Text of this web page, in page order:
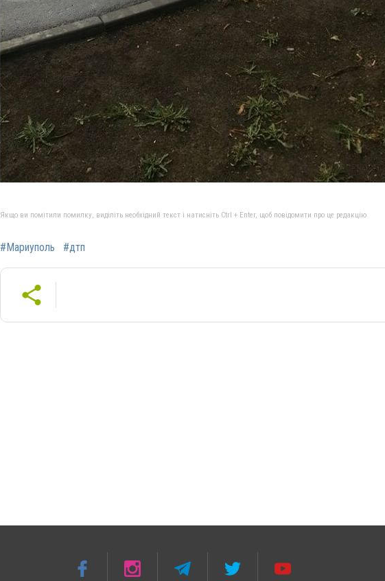
Якщо ви помітили помилку, виділіть необхідний текст і натисніть Ctrl + Enter, щоб повідомити про це редакцію
#Мариуполь #дтп